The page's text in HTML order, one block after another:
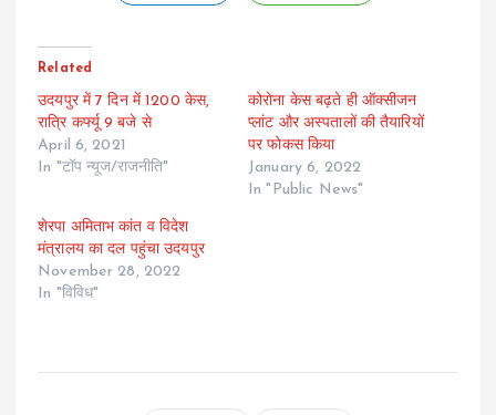
Related
उदयपुर में 7 दिन में 1200 केस,
रात्रि कर्फ्यू 9 बजे से
April 6, 2021
In "टॉप न्यूज/राजनीति"
कोरोना केस बढ़ते ही ऑक्सीजन
प्लांट और अस्पतालों की तैयारियों
पर फोकस किया
January 6, 2022
In "Public News"
शेरपा अमिताभ कांत व विदेश
मंत्रालय का दल पहुंचा उदयपुर
November 28, 2022
In "विविध"